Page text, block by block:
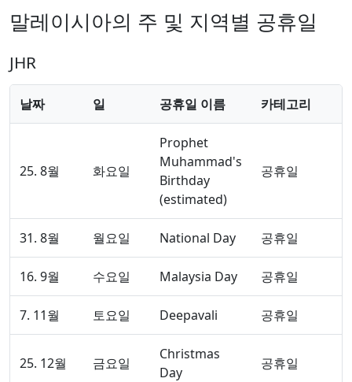
말레이시아의 주 및 지역별 공휴일
JHR
날짜 일 공휴일 이름 카테고리
25. 8월 화요일
Prophet
Muhammad's
Birthday
(estimated)
공휴일
31. 8월 월요일 National Day 공휴일
16. 9월 수요일 Malaysia Day 공휴일
7. 11월 토요일 Deepavali 공휴일
25. 12월 금요일
Christmas
Day
공휴일